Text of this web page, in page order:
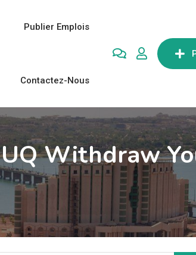
Publier Emplois
Contactez-Nous
Withdraw